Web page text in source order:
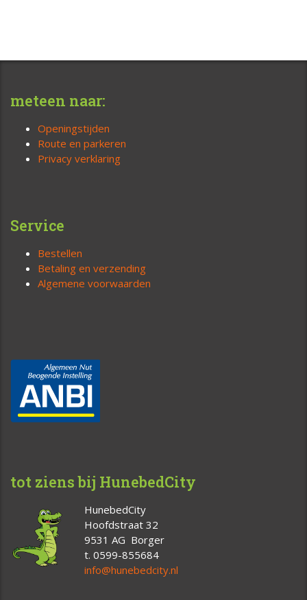
meteen naar:
Openingstijden
Route en parkeren
Privacy verklaring
Service
Bestellen
Betaling en verzending
Algemene voorwaarden
tot ziens bij HunebedCity
HunebedCity
Hoofdstraat 32
9531 AG Borger
t. 0599-855684
info@hunebedcity.nl